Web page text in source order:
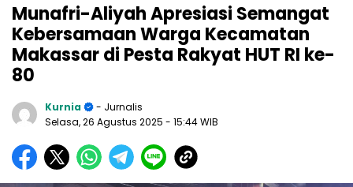
Munafri-Aliyah Apresiasi Semangat
Kebersamaan Warga Kecamatan
Makassar di Pesta Rakyat HUT RI ke-
80
Kurnia
- Jurnalis
Selasa, 26 Agustus 2025 - 15:44 WIB